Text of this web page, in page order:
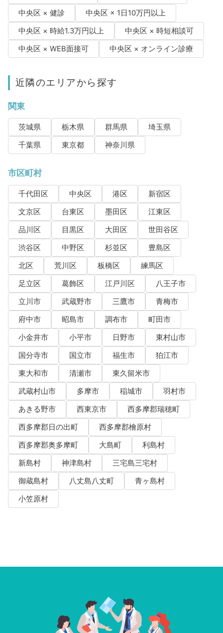
中央区 × 健診
中央区 × 1日10万円以上
中央区 × 時給1.3万円以上
中央区 × 時短相談可
中央区 × WEB面接可
中央区 × オンライン診療
近隣のエリアから探す
関東
茨城県 栃木県 群馬県
埼玉県
千葉県
東京都 神奈川県
市区町村
千代田区 中央区 港区
新宿区
文京区
台東区 墨田区
江東区
品川区
目黒区 大田区
世田谷区
渋谷区
中野区 杉並区
豊島区
北区
荒川区 板橋区
練馬区
足立区
葛飾区 江戸川区
八王子市
立川市
武蔵野市 三鷹市
青梅市
府中市
昭島市 調布市
町田市
小金井市
小平市 日野市
東村山市
国分寺市
国立市 福生市
狛江市
東大和市
清瀬市
東久留米市
武蔵村山市
多摩市 稲城市
羽村市
あきる野市
西東京市
西多摩郡瑞穂町
西多摩郡日の出町
西多摩郡檜原村
西多摩郡奥多摩町
大島町
利島村
新島村
神津島村
三宅島三宅村
御蔵島村
八丈島八丈町
青ヶ島村
小笠原村